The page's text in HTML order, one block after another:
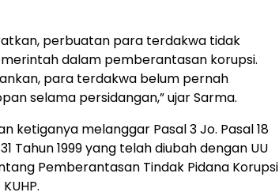
perbuatan para terdakwa tidak
dalam pemberantasan korupsi.
para terdakwa belum pernah
selama persidangan,” ujar Sarma.
ketiganya melanggar Pasal 3 Jo. Pasal 18
Tahun 1999 yang telah diubah dengan UU
Pemberantasan Tindak Pidana Korupsi